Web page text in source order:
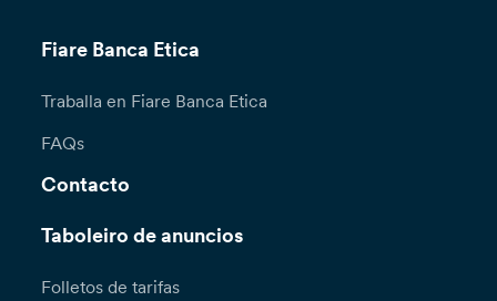
Fiare Banca Etica
Traballa en Fiare Banca Etica
FAQs
Contacto
Taboleiro de anuncios
Folletos de tarifas